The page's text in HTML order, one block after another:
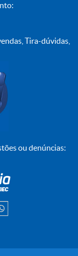
Tira-dúvidas,
ou denúncias: